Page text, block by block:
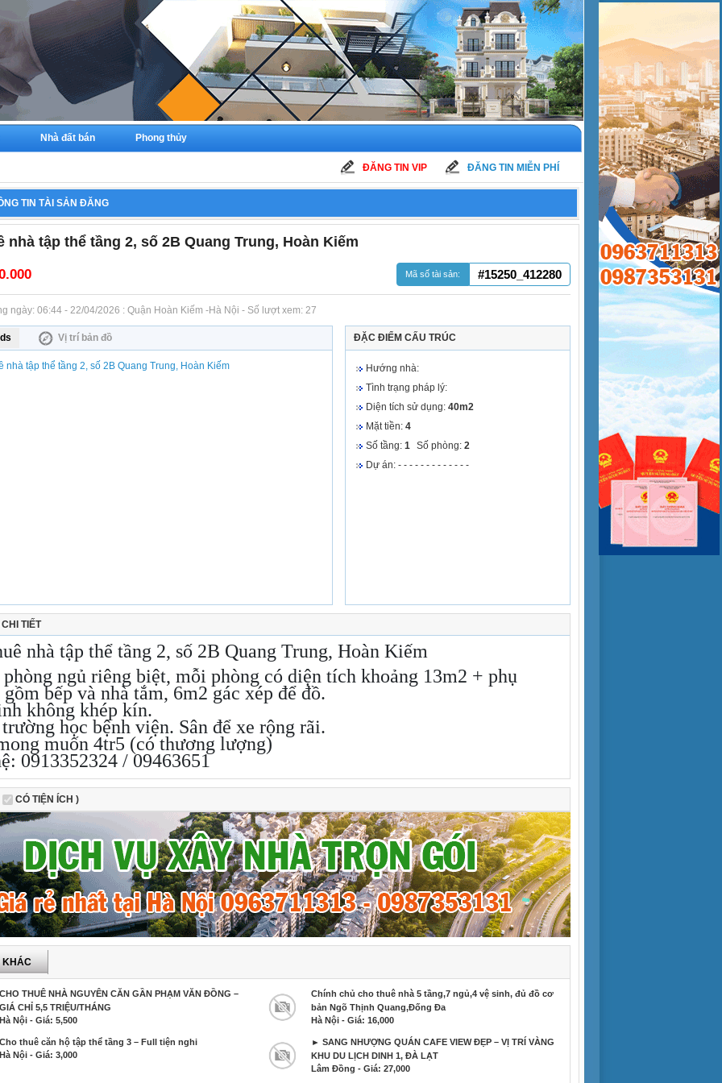
Nhà đất bán Phong thủy
ĐĂNG TIN VIP ĐĂNG TIN MIỄN PHÍ
TIN TÀI SẢN ĐĂNG
nhà tập thể tầng 2, số 2B Quang Trung, Hoàn Kiếm
Mã số tài sản: #15250_412280
ngày: 06:44 - 22/04/2026 : Quận Hoàn Kiếm -Hà Nội - Số lượt xem: 27
Vị trí bản đồ ĐẶC ĐIỂM CẤU TRÚC
Hướng nhà:
Tình trạng pháp lý:
Diện tích sử dụng: 40m2
Mặt tiền: 4
Số tầng: 1 Số phòng: 2
Dự án: - - - - - - - - - - - - -
TIẾT
nhà tập thể tầng 2, số 2B Quang Trung, Hoàn Kiếm
ngủ riêng biệt, mỗi phòng có diện tích khoảng 13m2 + phụ
bếp và nhà tắm, 6m2 gác xép để đồ.
không khép kín.
học bệnh viện. Sân để xe rộng rãi.
muốn 4tr5 (có thương lượng)
0913352324 / 09463651
CÓ TIỆN ÍCH )
KHÁC
CHO THUÊ NHÀ NGUYÊN CĂN GẦN PHẠM VĂN ĐỒNG –
GIÁ CHỈ 5,5 TRIỆU/THÁNG
Hà Nội - Giá: 5,500
Chính chủ cho thuê nhà 5 tầng,7 ngủ,4 vệ sinh, đủ đồ cơ
bản Ngõ Thịnh Quang,Đống Đa
Hà Nội - Giá: 16,000
Cho thuê căn hộ tập thể tầng 3 – Full tiện nghi
Hà Nội - Giá: 3,000
► SANG NHƯỢNG QUÁN CAFE VIEW ĐẸP – VỊ TRÍ VÀNG
KHU DU LỊCH DINH 1, ĐÀ LẠT
Lâm Đồng - Giá: 27,000